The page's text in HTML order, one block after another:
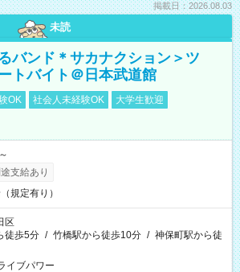
掲載日：2026.08.03
未読
バンド＊サカナクション＞ツ
トバイト＠日本武道館
OK 社会人未経験OK
大学生歓迎
支給あり
規定有り）
区
徒歩5分 / 竹橋駅から徒歩10分 / 神保町駅から徒
イブパワー